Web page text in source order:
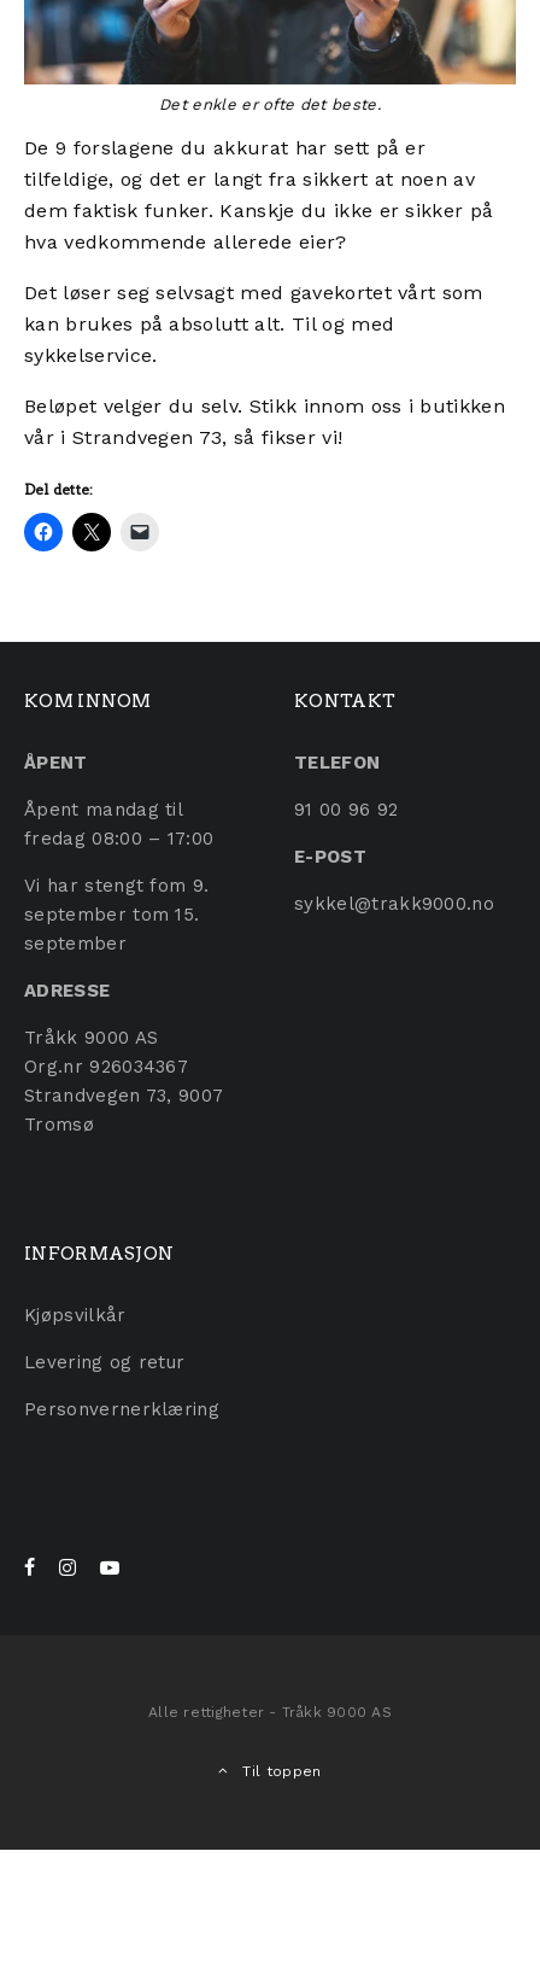
Det enkle er ofte det beste.
De 9 forslagene du akkurat har sett på er
tilfeldige, og det er langt fra sikkert at noen av
dem faktisk funker. Kanskje du ikke er sikker på
hva vedkommende allerede eier?
Det løser seg selvsagt med gavekortet vårt som
kan brukes på absolutt alt. Til og med
sykkelservice.
Beløpet velger du selv. Stikk innom oss i butikken
vår i Strandvegen 73, så fikser vi!
Del dette:
KOM INNOM
ÅPENT
Åpent mandag til
fredag 08:00 – 17:00
Vi har stengt fom 9.
september tom 15.
september
ADRESSE
Tråkk 9000 AS
Org.nr 926034367
Strandvegen 73, 9007
Tromsø
KONTAKT
TELEFON
91 00 96 92
E-POST
sykkel@trakk9000.no
INFORMASJON
Kjøpsvilkår
Levering og retur
Personvernerklæring
Alle rettigheter - Tråkk 9000 AS
Til toppen